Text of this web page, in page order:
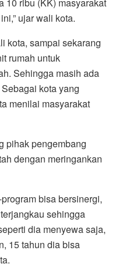
ujar wali kota.
kota, sampai sekarang
rumah untuk
Sehingga masih ada
kota yang
menilai masyarakat
pihak pengembang
dengan meringankan
bisa bersinergi,
sehingga
dia menyewa saja,
15 tahun dia bisa